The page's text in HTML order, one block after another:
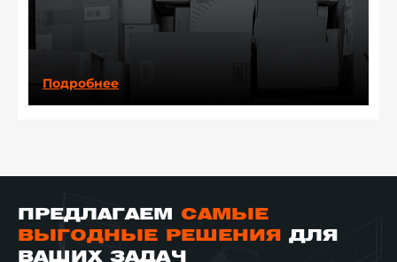
Подробнее
ПРЕДЛАГАЕМ САМЫЕ
ВЫГОДНЫЕ РЕШЕНИЯ
ДЛЯ
ВАШИХ ЗАДАЧ